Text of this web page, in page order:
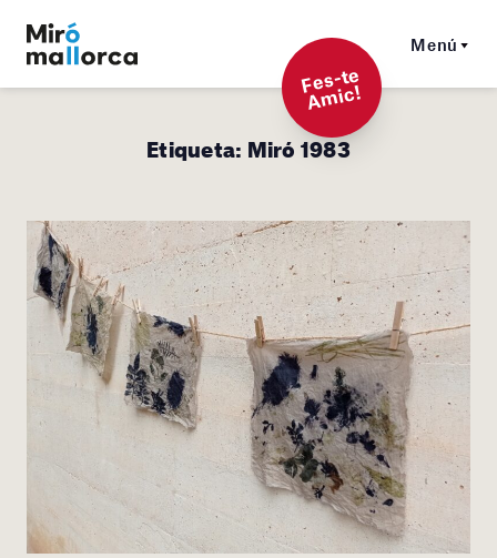
Menú
F
es-t
e
A
mi
c!
Etiqueta: Miró 1983